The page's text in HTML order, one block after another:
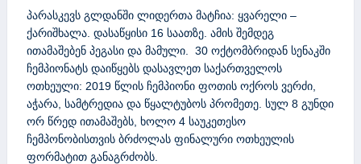
პარასკევს გლდანში ლიდერთა მატჩია: ყვარელი –
ქარიშხალა. დასაწყისი 16 საათზე. ამის შემდეგ
ითამაშებენ პეგასი და მამული. 30 ოქტომბრიდან სენაკში
ჩემპიონატს დაიწყებს დასავლეთ საქართველოს
ოთხეული: 2019 წლის ჩემპიონი ფოთის ოქროს ვერძი,
აჭარა, სამტრედია და წყალტუბოს პრომეთე. სულ 8 გუნდი
ორ წრედ ითამაშებს, ხოლო 4 საუკეთესო
ჩემპონობისთვის ბრძოლას ფინალური ოთხეულის
ფორმატით განაგრძობს.